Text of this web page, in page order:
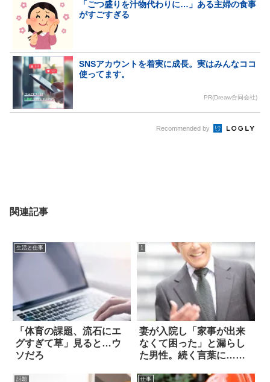
「ごつ盛りを汁物代わりに…」ある主婦の食事
がすごすぎる
SNSアカウントを着実に成長。実はみんなココ
使ってます。
PR(Dreaw合同会社)
Recommended by
関連記事
生活と仕事
「体育の課題、流石にエ
グすぎて草」見ると…ウ
ソだろ
1
妻が入院し「家事が出来
なくて困った」と漏らし
た男性。続く言葉に…絶
話題 仕事